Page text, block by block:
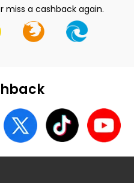
miss a cashback again.